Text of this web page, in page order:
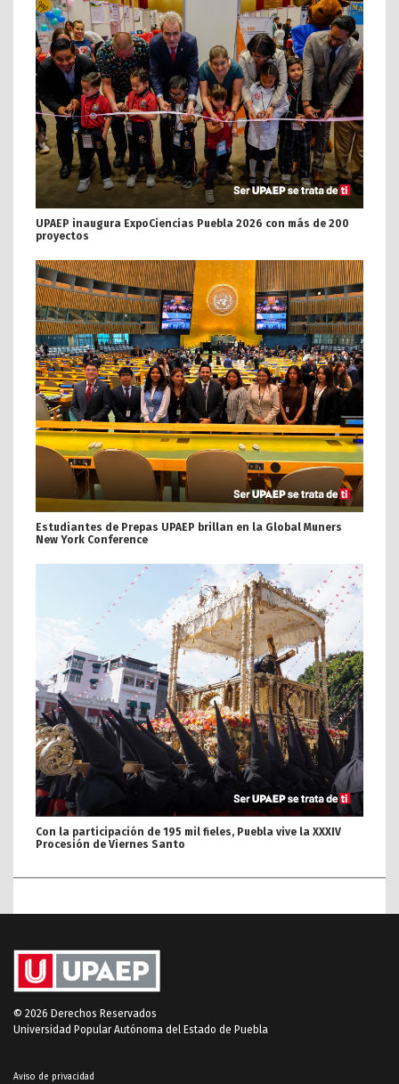
UPAEP inaugura ExpoCiencias Puebla 2026 con más de 200
proyectos
Estudiantes de Prepas UPAEP brillan en la Global Muners
New York Conference
Con la participación de 195 mil fieles, Puebla vive la XXXIV
Procesión de Viernes Santo
© 2026 Derechos Reservados
Universidad Popular Autónoma del Estado de Puebla
Aviso de privacidad